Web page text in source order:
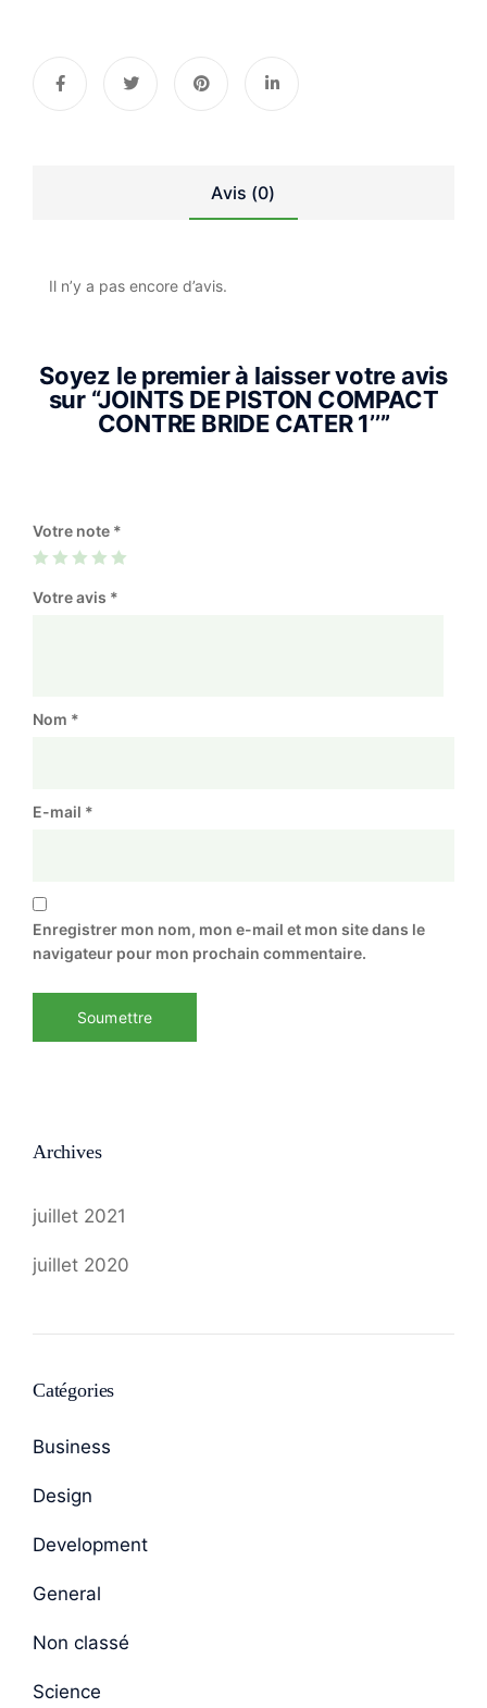
Avis (0)
Il n’y a pas encore d’avis.
Soyez le premier à laisser votre avis
sur “JOINTS DE PISTON COMPACT
CONTRE BRIDE CATER 1’’”
Votre note *
Votre avis *
Nom *
E-mail *
Enregistrer mon nom, mon e-mail et mon site dans le
navigateur pour mon prochain commentaire.
Archives
juillet 2021
juillet 2020
Catégories
Business
Design
Development
General
Non classé
Science